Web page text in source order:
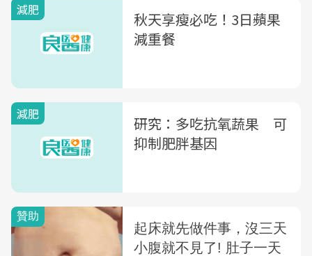
減肥
秋天享瘦必吃！3日蘋果
減重餐
減肥
研究：多吃抗氧蔬果 可
抑制肥胖基因